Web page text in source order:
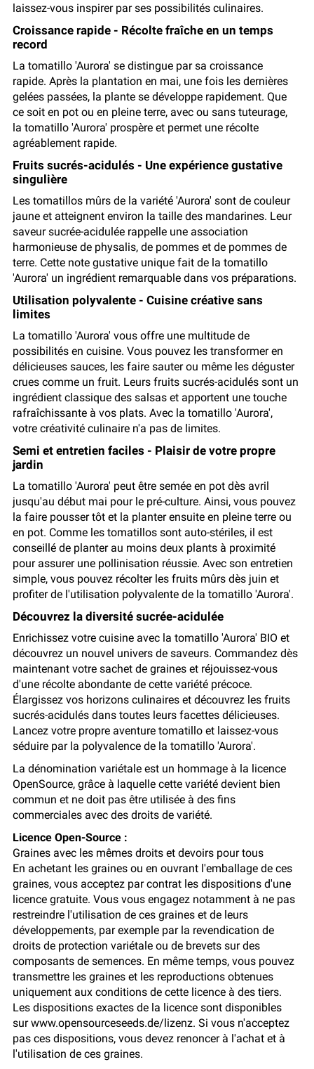
laissez-vous inspirer par ses possibilités culinaires.
Croissance rapide - Récolte fraîche en un temps
record
La tomatillo 'Aurora' se distingue par sa croissance
rapide. Après la plantation en mai, une fois les dernières
gelées passées, la plante se développe rapidement. Que
ce soit en pot ou en pleine terre, avec ou sans tuteurage,
la tomatillo 'Aurora' prospère et permet une récolte
agréablement rapide.
Fruits sucrés-acidulés - Une expérience gustative
singulière
Les tomatillos mûrs de la variété 'Aurora' sont de couleur
jaune et atteignent environ la taille des mandarines. Leur
saveur sucrée-acidulée rappelle une association
harmonieuse de physalis, de pommes et de pommes de
terre. Cette note gustative unique fait de la tomatillo
'Aurora' un ingrédient remarquable dans vos préparations.
Utilisation polyvalente - Cuisine créative sans
limites
La tomatillo 'Aurora' vous offre une multitude de
possibilités en cuisine. Vous pouvez les transformer en
délicieuses sauces, les faire sauter ou même les déguster
crues comme un fruit. Leurs fruits sucrés-acidulés sont un
ingrédient classique des salsas et apportent une touche
rafraîchissante à vos plats. Avec la tomatillo 'Aurora',
votre créativité culinaire n'a pas de limites.
Semi et entretien faciles - Plaisir de votre propre
jardin
La tomatillo 'Aurora' peut être semée en pot dès avril
jusqu'au début mai pour le pré-culture. Ainsi, vous pouvez
la faire pousser tôt et la planter ensuite en pleine terre ou
en pot. Comme les tomatillos sont auto-stériles, il est
conseillé de planter au moins deux plants à proximité
pour assurer une pollinisation réussie. Avec son entretien
simple, vous pouvez récolter les fruits mûrs dès juin et
profiter de l'utilisation polyvalente de la tomatillo 'Aurora'.
Découvrez la diversité sucrée-acidulée
Enrichissez votre cuisine avec la tomatillo 'Aurora' BIO et
découvrez un nouvel univers de saveurs. Commandez dès
maintenant votre sachet de graines et réjouissez-vous
d'une récolte abondante de cette variété précoce.
Élargissez vos horizons culinaires et découvrez les fruits
sucrés-acidulés dans toutes leurs facettes délicieuses.
Lancez votre propre aventure tomatillo et laissez-vous
séduire par la polyvalence de la tomatillo 'Aurora'.
La dénomination variétale est un hommage à la licence
OpenSource, grâce à laquelle cette variété devient bien
commun et ne doit pas être utilisée à des fins
commerciales avec des droits de variété.
Licence Open-Source :
Graines avec les mêmes droits et devoirs pour tous
En achetant les graines ou en ouvrant l'emballage de ces
graines, vous acceptez par contrat les dispositions d'une
licence gratuite. Vous vous engagez notamment à ne pas
restreindre l'utilisation de ces graines et de leurs
développements, par exemple par la revendication de
droits de protection variétale ou de brevets sur des
composants de semences. En même temps, vous pouvez
transmettre les graines et les reproductions obtenues
uniquement aux conditions de cette licence à des tiers.
Les dispositions exactes de la licence sont disponibles
sur www.opensourceseeds.de/lizenz. Si vous n'acceptez
pas ces dispositions, vous devez renoncer à l'achat et à
l'utilisation de ces graines.